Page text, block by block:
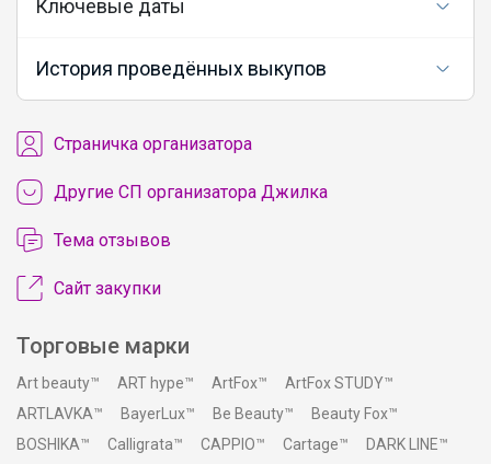
Ключевые даты
История проведённых выкупов
Cтраничка организатора
Другие СП организатора Джилка
Тема отзывов
Сайт закупки
Торговые марки
Art beauty™ ART hype™ ArtFox™
ArtFox STUDY™
ARTLAVKA™
BayerLux™ Be Beauty™
Beauty Fox™
BOSHIKA™
Calligrata™ CAPPIO™ Cartage™
DARK LINE™